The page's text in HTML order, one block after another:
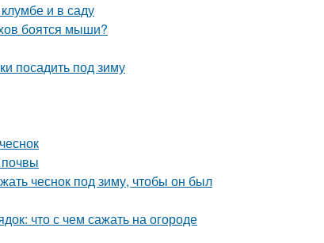
и в саду
боятся мыши?
посадить под зиму
чеснок под зиму, чтобы он был
что с чем сажать на огороде